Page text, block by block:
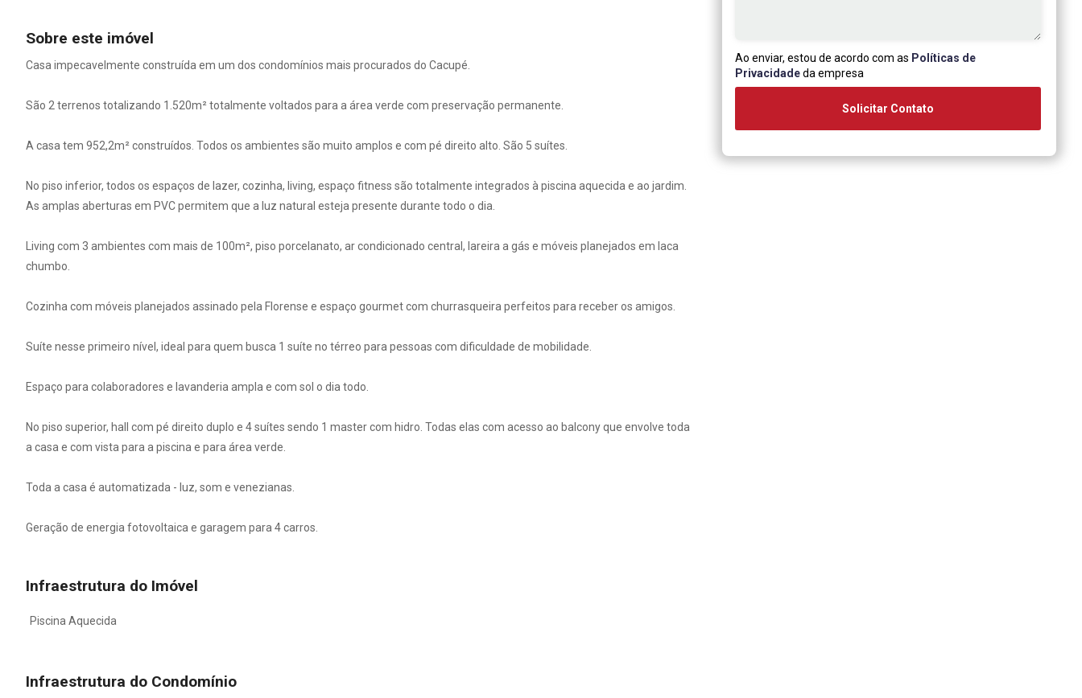
Sobre este imóvel
Casa impecavelmente construída em um dos condomínios mais procurados do Cacupé.
São 2 terrenos totalizando 1.520m² totalmente voltados para a área verde com preservação permanente.
A casa tem 952,2m² construídos. Todos os ambientes são muito amplos e com pé direito alto. São 5 suítes.
No piso inferior, todos os espaços de lazer, cozinha, living, espaço fitness são totalmente integrados à piscina aquecida e ao jardim.
As amplas aberturas em PVC permitem que a luz natural esteja presente durante todo o dia.
Living com 3 ambientes com mais de 100m², piso porcelanato, ar condicionado central, lareira a gás e móveis planejados em laca
chumbo.
Cozinha com móveis planejados assinado pela Florense e espaço gourmet com churrasqueira perfeitos para receber os amigos.
Suíte nesse primeiro nível, ideal para quem busca 1 suíte no térreo para pessoas com dificuldade de mobilidade.
Espaço para colaboradores e lavanderia ampla e com sol o dia todo.
No piso superior, hall com pé direito duplo e 4 suítes sendo 1 master com hidro. Todas elas com acesso ao balcony que envolve toda
a casa e com vista para a piscina e para área verde.
Toda a casa é automatizada - luz, som e venezianas.
Geração de energia fotovoltaica e garagem para 4 carros.
Infraestrutura do Imóvel
Piscina Aquecida
Infraestrutura do Condomínio
Ao enviar, estou de acordo com as Políticas de
Privacidadeda empresa
Solicitar Contato